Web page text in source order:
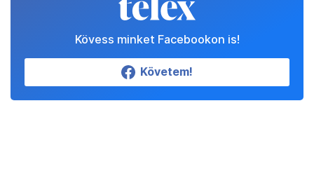
Kövess minket Facebookon is!
Követem!